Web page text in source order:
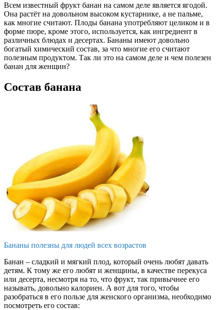
Всем известный фрукт банан на самом деле является ягодой.
Она растёт на довольном высоком кустарнике, а не пальме,
как многие считают. Плоды банана употребляют целиком и в
форме пюре, кроме этого, используется, как ингредиент в
различных блюдах и десертах. Бананы имеют довольно
богатый химический состав, за что многие его считают
полезным продуктом. Так ли это на самом деле и чем полезен
банан для женщин?
Состав банана
Бананы полезны для людей всех возрастов
Банан – сладкий и мягкий плод, который очень любят давать
детям. К тому же его любят и женщины, в качестве перекуса
или десерта, несмотря на то, что фрукт, так привычнее его
называть, довольно калориен. А вот для того, чтобы
разобраться в его пользе для женского организма, необходимо
посмотреть его состав: